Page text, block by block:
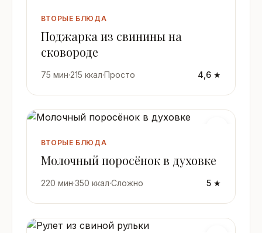
ВТОРЫЕ БЛЮДА
Поджарка из свинины на
сковороде
75 мин·215 ккал·Просто 4,6 ★
ВТОРЫЕ БЛЮДА
Молочный поросёнок в духовке
220 мин·350 ккал·Сложно 5 ★